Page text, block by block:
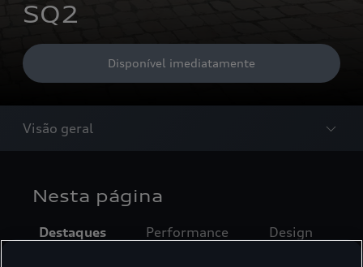
SQ2
Disponível imediatamente
Visão geral
Nesta página
Destaques Performance Design